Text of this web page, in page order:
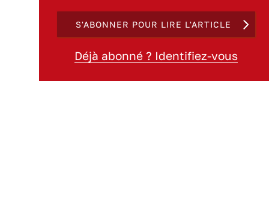
S'ABONNER POUR LIRE L'ARTICLE
Déjà abonné ? Identifiez-vous